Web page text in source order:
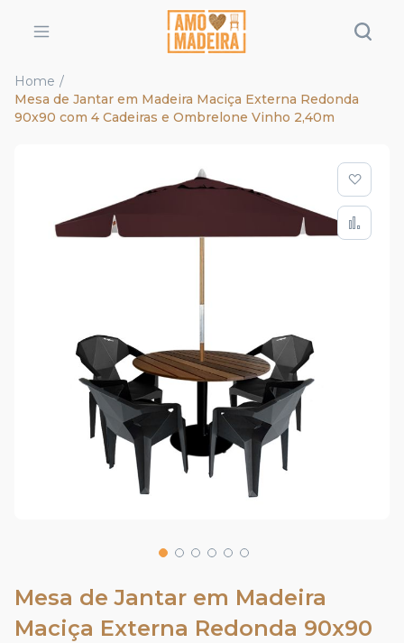
Home
Mesa de Jantar em Madeira Maciça Externa Redonda
90x90 com 4 Cadeiras e Ombrelone Vinho 2,40m
para
o
início
Mesa de Jantar em Madeira
Maciça Externa Redonda 90x90